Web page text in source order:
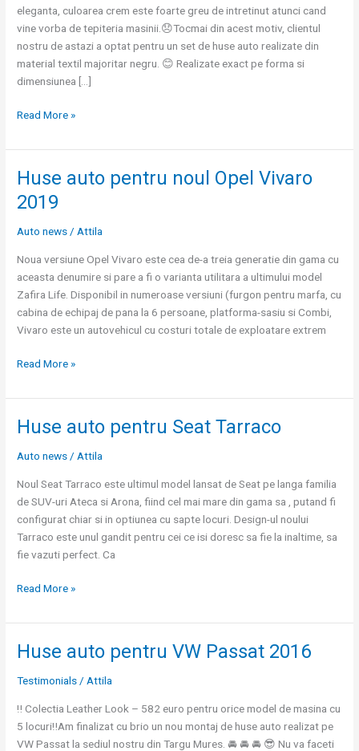
eleganta, culoarea crem este foarte greu de intretinut atunci cand
vine vorba de tepiteria masinii.😞Tocmai din acest motiv, clientul
nostru de astazi a optat pentru un set de huse auto realizate din
material textil majoritar negru. 😊 Realizate exact pe forma si
dimensiunea […]
Read More »
Huse auto pentru noul Opel Vivaro
2019
Auto news / Attila
Noua versiune Opel Vivaro este cea de-a treia generatie din gama cu
aceasta denumire si pare a fi o varianta utilitara a ultimului model
Zafira Life. Disponibil in numeroase versiuni (furgon pentru marfa, cu
cabina de echipaj de pana la 6 persoane, platforma-sasiu si Combi,
Vivaro este un autovehicul cu costuri totale de exploatare extrem
Huse
pentru
noul
Vivaro
2019
Read More »
Huse auto pentru Seat Tarraco
Auto news / Attila
Noul Seat Tarraco este ultimul model lansat de Seat pe langa familia
de SUV-uri Ateca si Arona, fiind cel mai mare din gama sa , putand fi
configurat chiar si in optiunea cu sapte locuri. Design-ul noului
Tarraco este unul gandit pentru cei ce isi doresc sa fie la inaltime, sa
fie vazuti perfect. Ca
Huse
pentru
Read More »
Huse auto pentru VW Passat 2016
Testimonials / Attila
‼️ Colectia Leather Look – 582 euro pentru orice model de masina cu
5 locuri‼️Am finalizat cu brio un nou montaj de huse auto realizat pe
VW Passat la sediul nostru din Targu Mures. 🚘 🚘 🚘 😎 Nu va faceti
Huse
pentru